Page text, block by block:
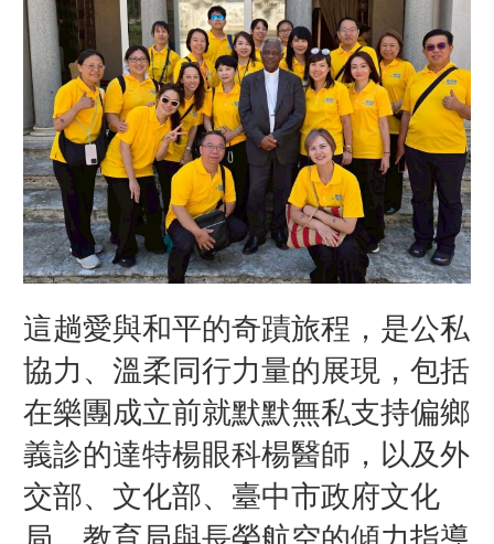
這趟愛與和平的奇蹟旅程，是公私
協力、溫柔同行力量的展現，包括
在樂團成立前就默默無私支持偏鄉
義診的達特楊眼科楊醫師，以及外
交部、文化部、臺中市政府文化